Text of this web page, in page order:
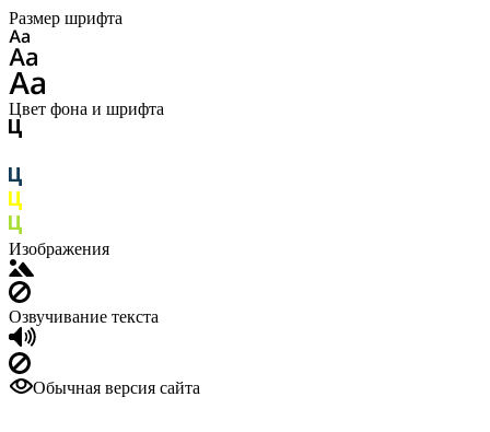
Размер шрифта
Цвет фона и шрифта
Изображения
Озвучивание текста
Обычная версия сайта